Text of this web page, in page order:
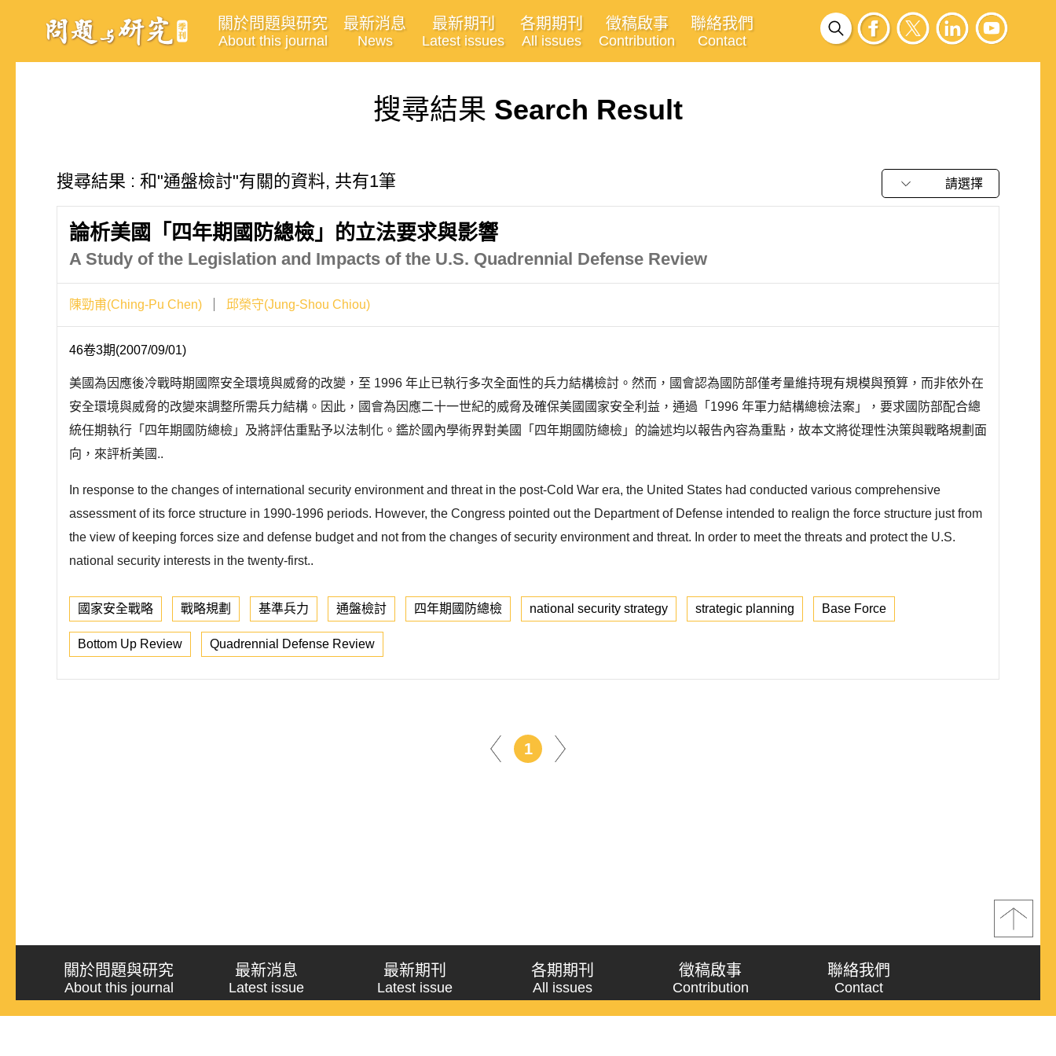
關於問題與研究
About this journal
最新消息
News
最新期刊
Latest issues
各期期刊
All issues
徵稿啟事
Contribution
聯絡我們
Contact
搜尋結果 Search Result
搜尋結果 : 和"通盤檢討"有關的資料, 共有1筆 請選擇
論析美國「四年期國防總檢」的立法要求與影響
A Study of the Legislation and Impacts of the U.S. Quadrennial Defense Review
陳勁甫(Ching-Pu Chen) 邱榮守(Jung-Shou Chiou)
46卷3期(2007/09/01)
美國為因應後冷戰時期國際安全環境與威脅的改變，至 1996 年止已執行多次全面性的兵力結構檢討。然而，國會認為國防部僅考量維持現有規模與預算，而非依外在
安全環境與威脅的改變來調整所需兵力結構。因此，國會為因應二十一世紀的威脅及確保美國國家安全利益，通過「1996 年軍力結構總檢法案」，要求國防部配合總
統任期執行「四年期國防總檢」及將評估重點予以法制化。鑑於國內學術界對美國「四年期國防總檢」的論述均以報告內容為重點，故本文將從理性決策與戰略規劃面
向，來評析美國..
In response to the changes of international security environment and threat in the post-Cold War era, the United States had conducted various comprehensive
assessment of its force structure in 1990-1996 periods. However, the Congress pointed out the Department of Defense intended to realign the force structure just from
the view of keeping forces size and defense budget and not from the changes of security environment and threat. In order to meet the threats and protect the U.S.
national security interests in the twenty-first..
國家安全戰略 戰略規劃 基準兵力 通盤檢討 四年期國防總檢 national security strategy strategic planning Base Force
Bottom Up Review Quadrennial Defense Review
1
關於問題與研究
About this journal
最新消息
Latest issue
最新期刊
Latest issue
各期期刊
All issues
徵稿啟事
Contribution
聯絡我們
Contact